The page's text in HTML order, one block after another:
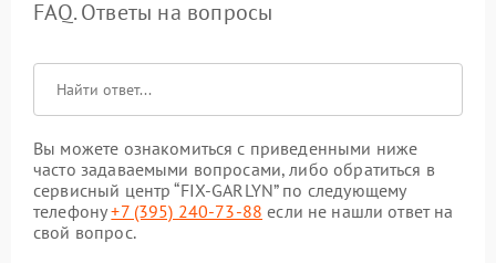
FAQ. Ответы на вопросы
Вы можете ознакомиться с приведенными ниже
часто задаваемыми вопросами, либо обратиться в
сервисный центр “FIX-GARLYN” по следующему
телефону+7 (395) 240-73-88 если не нашли ответ на
свой вопрос.